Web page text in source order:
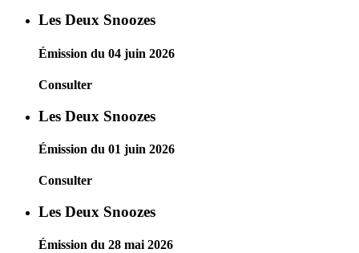
Les Deux Snoozes
Émission du 04 juin 2026
Consulter
Les Deux Snoozes
Émission du 01 juin 2026
Consulter
Les Deux Snoozes
Émission du 28 mai 2026